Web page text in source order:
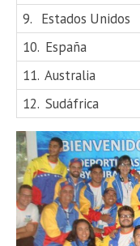
9. Estados Unidos
10. España
11. Australia
12. Sudáfrica